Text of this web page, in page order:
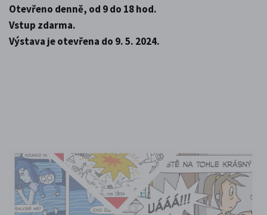
Otevřeno denně, od 9 do 18 hod.
Vstup zdarma.
Výstava je otevřena do 9. 5. 2024.